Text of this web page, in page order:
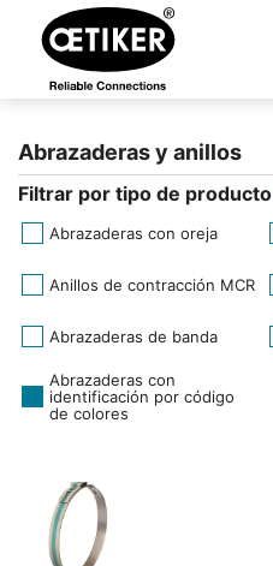
Abrazaderas y anillos
Filtrar por tipo de producto
Abrazaderas con oreja
Anillos de contracción MCR
Abrazaderas de banda
Abrazaderas con
identificación por código
de colores